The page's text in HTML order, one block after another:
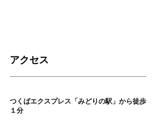
アクセス
つくばエクスプレス「みどりの駅」から徒歩
１分